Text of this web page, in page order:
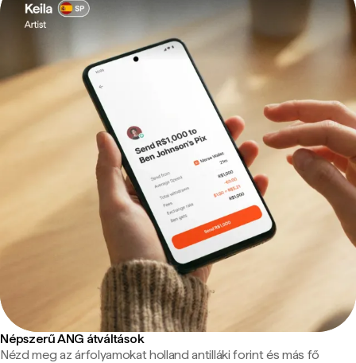
Népszerű ANG átváltások
Nézd meg az árfolyamokat holland antilláki forint és más fő